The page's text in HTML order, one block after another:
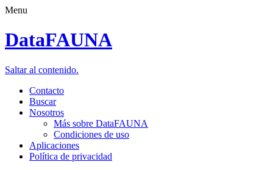
Menu
DataFAUNA
Saltar al contenido.
Contacto
Buscar
Nosotros
Más sobre DataFAUNA
Condiciones de uso
Aplicaciones
Política de privacidad